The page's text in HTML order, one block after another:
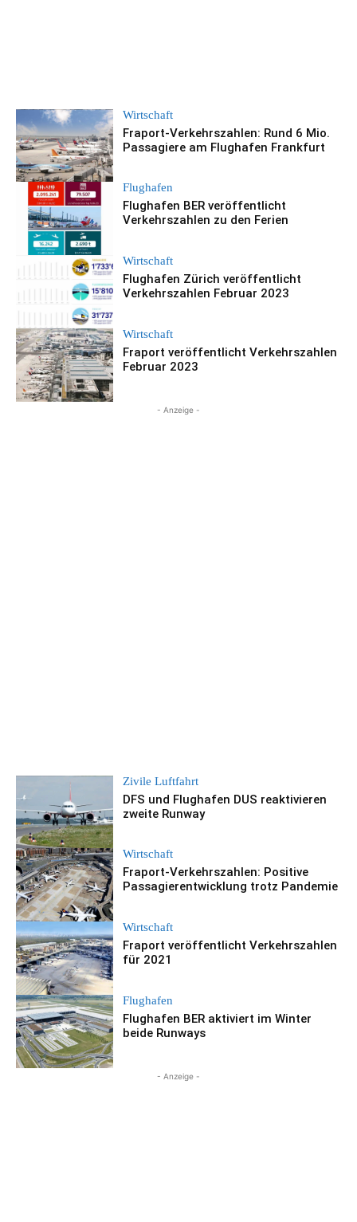
Wirtschaft
Fraport-Verkehrszahlen: Rund 6 Mio.
Passagiere am Flughafen Frankfurt
Flughafen
Flughafen BER veröffentlicht
Verkehrszahlen zu den Ferien
Wirtschaft
Flughafen Zürich veröffentlicht
Verkehrszahlen Februar 2023
Wirtschaft
Fraport veröffentlicht Verkehrszahlen
Februar 2023
- Anzeige -
Zivile Luftfahrt
DFS und Flughafen DUS reaktivieren
zweite Runway
Wirtschaft
Fraport-Verkehrszahlen: Positive
Passagierentwicklung trotz Pandemie
Wirtschaft
Fraport veröffentlicht Verkehrszahlen
für 2021
Flughafen
Flughafen BER aktiviert im Winter
beide Runways
- Anzeige -